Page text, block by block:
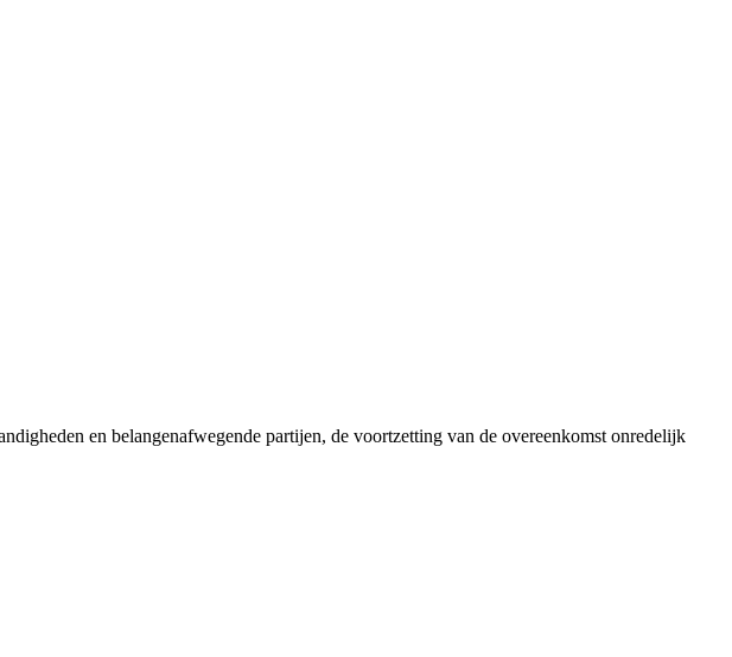
en belangenafwegende partijen, de voortzetting van de overeenkomst onredelijk